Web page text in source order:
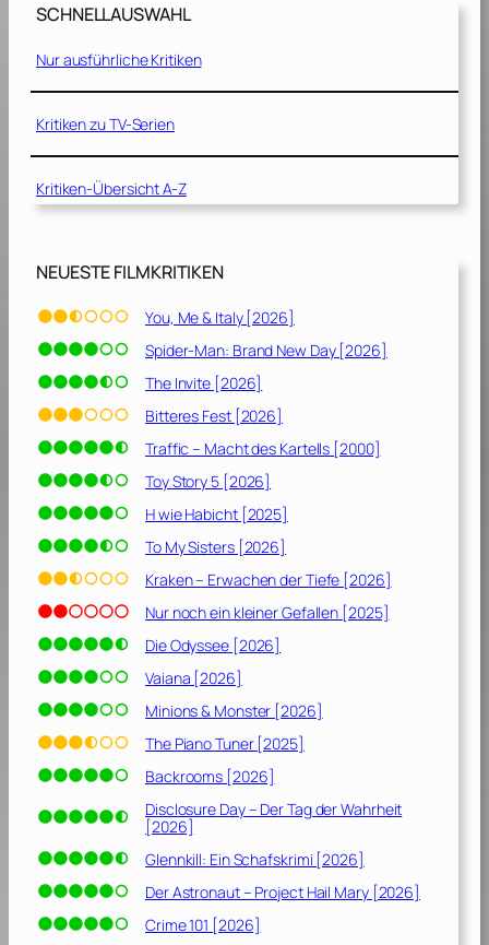
r
a
c
h
2
0
4
SCHNELLAUSWAHL
Nur ausführliche Kritiken
Kritiken zu TV-Serien
Kritiken-Übersicht A-Z
NEUESTE FILMKRITIKEN
You, Me & Italy [2026]
Spider-Man: Brand New Day [2026]
The Invite [2026]
Bitteres Fest [2026]
Traffic – Macht des Kartells [2000]
Toy Story 5 [2026]
H wie Habicht [2025]
To My Sisters [2026]
Kraken – Erwachen der Tiefe [2026]
Nur noch ein kleiner Gefallen [2025]
Die Odyssee [2026]
Vaiana [2026]
Minions & Monster [2026]
The Piano Tuner [2025]
Backrooms [2026]
Disclosure Day – Der Tag der Wahrheit
[2026]
Glennkill: Ein Schafskrimi [2026]
Der Astronaut – Project Hail Mary [2026]
Crime 101 [2026]